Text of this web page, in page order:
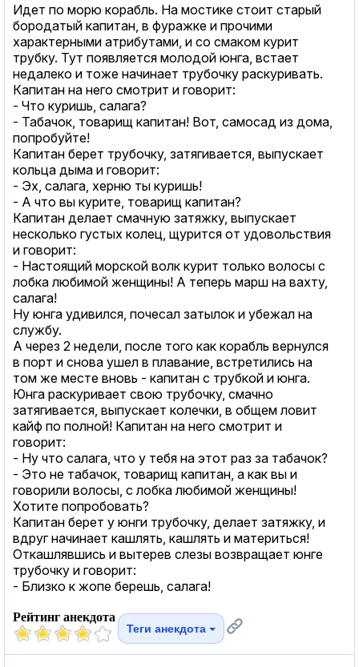
Идет по морю корабль. На мостике стоит старый
бородатый капитан, в фуражке и прочими
характерными атрибутами, и со смаком курит
трубку. Тут появляется молодой юнга, встает
недалеко и тоже начинает трубочку раскуривать.
Капитан на него смотрит и говорит:
- Что куришь, салага?
- Табачок, товарищ капитан! Вот, самосад из дома,
попробуйте!
Капитан берет трубочку, затягивается, выпускает
кольца дыма и говорит:
- Эх, салага, херню ты куришь!
- А что вы курите, товарищ капитан?
Капитан делает смачную затяжку, выпускает
несколько густых колец, щурится от удовольствия
и говорит:
- Настоящий морской волк курит только волосы с
лобка любимой женщины! А теперь марш на вахту,
салага!
Ну юнга удивился, почесал затылок и убежал на
службу.
А через 2 недели, после того как корабль вернулся
в порт и снова ушел в плавание, встретились на
том же месте вновь - капитан с трубкой и юнга.
Юнга раскуривает свою трубочку, смачно
затягивается, выпускает колечки, в общем ловит
кайф по полной! Капитан на него смотрит и
говорит:
- Ну что салага, что у тебя на этот раз за табачок?
- Это не табачок, товарищ капитан, а как вы и
говорили волосы, с лобка любимой женщины!
Хотите попробовать?
Капитан берет у юнги трубочку, делает затяжку, и
вдруг начинает кашлять, кашлять и материться!
Откашлявшись и вытерев слезы возвращает юнге
трубочку и говорит:
- Близко к жопе берешь, салага!
Рейтинг анекдота
Теги анекдота